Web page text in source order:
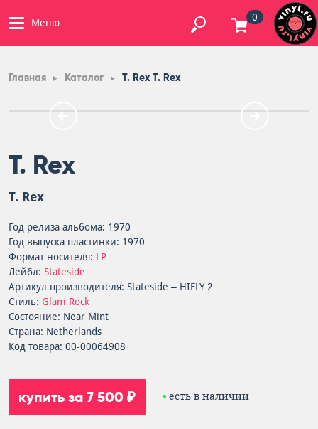
Меню 0
Главная Каталог T. Rex T. Rex
T. Rex
T. Rex
Год релиза альбома: 1970
Год выпуска пластинки: 1970
Формат носителя: LP
Лейбл: Stateside
Артикул производителя: Stateside – HIFLY 2
Стиль: Glam Rock
Состояние: Near Mint
Страна: Netherlands
Код товара: 00-00064908
купить за 7 500 ₽ есть в наличии